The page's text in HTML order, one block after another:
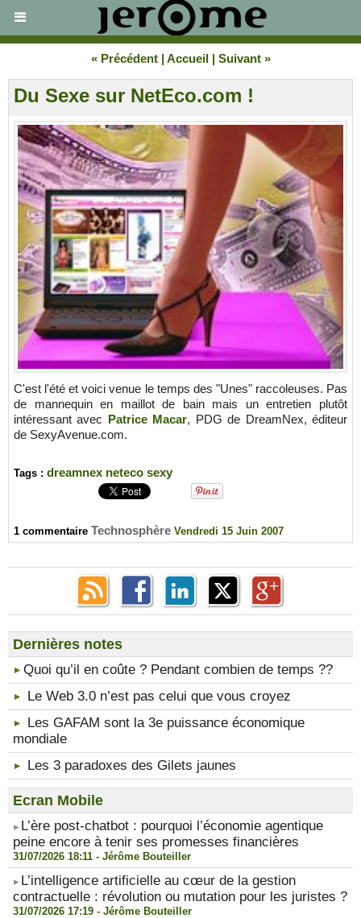
« Précédent | Accueil | Suivant »
Du Sexe sur NetEco.com !
C'est l'été et voici venue le temps des "Unes" raccoleuses. Pas
de mannequin en maillot de bain mais un entretien plutôt
intéressant avec Patrice Macar, PDG de DreamNex, éditeur
de SexyAvenue.com.
Tags : dreamnex neteco sexy
1 commentaire Technosphère Vendredi 15 Juin 2007
Dernières notes
​Quoi qu’il en coûte ? Pendant combien de temps ??
Le Web 3.0 n’est pas celui que vous croyez
Les GAFAM sont la 3e puissance économique
mondiale
Les 3 paradoxes des Gilets jaunes
Ecran Mobile
​L’ère post-chatbot : pourquoi l’économie agentique
peine encore à tenir ses promesses financières
31/07/2026 18:11 - Jérôme Bouteiller
​L’intelligence artificielle au cœur de la gestion
contractuelle : révolution ou mutation pour les juristes ?
31/07/2026 17:19 - Jérôme Bouteiller